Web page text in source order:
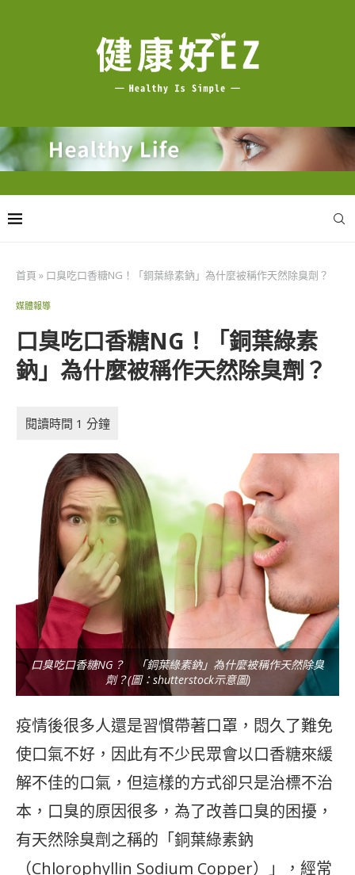
首頁 » 口臭吃口香糖NG！「銅葉綠素鈉」為什麼被稱作天然除臭劑？
媒體報導
口臭吃口香糖NG！「銅葉綠素
鈉」為什麼被稱作天然除臭劑？
口臭吃口香糖NG？ 「銅葉綠素鈉」為什麼被稱作天然除臭
劑？(圖：shutterstock示意圖)
疫情後很多人還是習慣帶著口罩，悶久了難免
使口氣不好，因此有不少民眾會以口香糖來緩
解不佳的口氣，但這樣的方式卻只是治標不治
本，口臭的原因很多，為了改善口臭的困擾，
有天然除臭劑之稱的「銅葉綠素鈉
（Chlorophyllin Sodium Copper）」，經常